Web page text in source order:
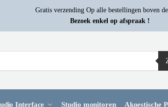
Gratis verzending Op alle bestellingen boven
Bezoek enkel op afspraak !
Interface Studio monitoren Akoestische